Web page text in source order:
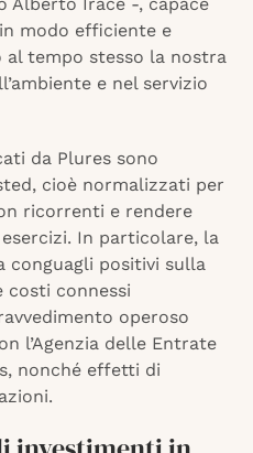
Alberto Irace -, capace
modo efficiente e
tempo stesso la nostra
e nel servizio
da Plures sono
cioè normalizzati per
ricorrenti e rendere
In particolare, la
conguagli positivi sulla
costi connessi
operoso
l’Agenzia delle Entrate
nonché effetti di